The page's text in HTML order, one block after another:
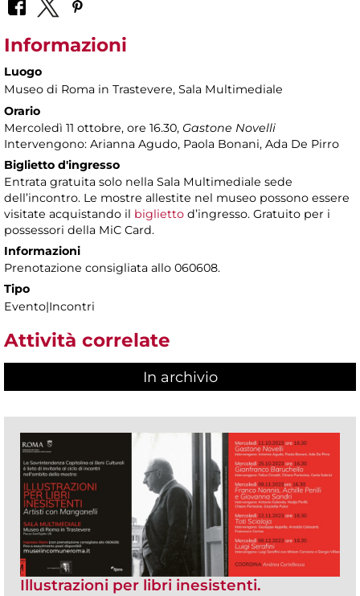
Informazioni
Luogo
Museo di Roma in Trastevere, Sala Multimediale
Orario
Mercoledì 11 ottobre, ore 16.30, Gastone Novelli
Intervengono: Arianna Agudo, Paola Bonani, Ada De Pirro
Biglietto d'ingresso
Entrata gratuita solo nella Sala Multimediale sede
dell’incontro. Le mostre allestite nel museo possono essere
visitate acquistando il biglietto d’ingresso. Gratuito per i
possessori della MiC Card.
Informazioni
Prenotazione consigliata allo 060608.
Tipo
Evento|Incontri
Attività correlate
In archivio
Illustrazioni per libri inesistenti.